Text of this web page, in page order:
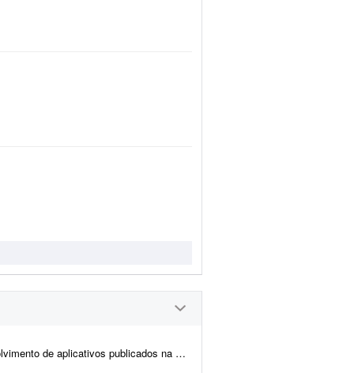
Store. Preciso de experiência comprovada e, se possível, que e...